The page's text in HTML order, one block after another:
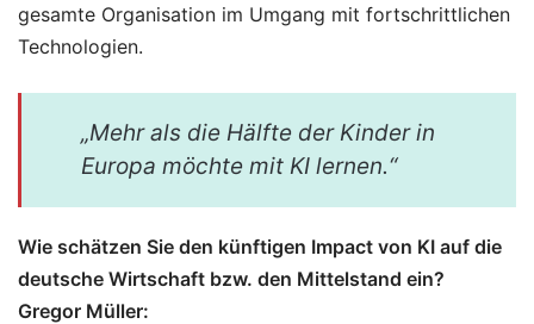
gesamte Organisation im Umgang mit fortschrittlichen
Technologien.
„Mehr als die Hälfte der Kinder in
Europa möchte mit KI lernen.“
Wie schätzen Sie den künftigen Impact von KI auf die
deutsche Wirtschaft bzw. den Mittelstand ein?
Gregor Müller: